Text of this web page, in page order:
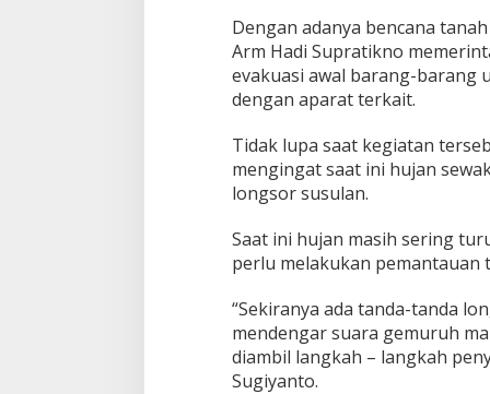
Dengan adanya bencana
Arm Hadi Supratikno
evakuasi awal barang-barang
dengan aparat terkait.
Tidak lupa saat kegiatan
mengingat saat ini hujan
longsor susulan.
Saat ini hujan masih sering
perlu melakukan
“Sekiranya ada tanda-tanda
mendengar suara gemuruh
diambil langkah – langkah
Sugiyanto.